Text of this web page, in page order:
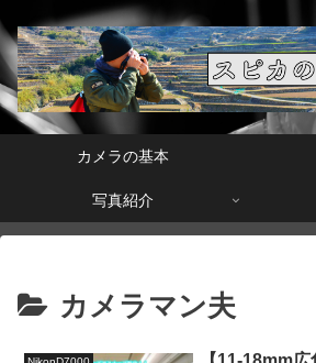
カメラの基本
写真紹介
カメラマン夫